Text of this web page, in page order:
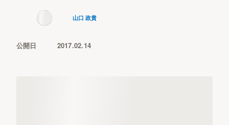
山口 政貴
公開日 2017.02.14